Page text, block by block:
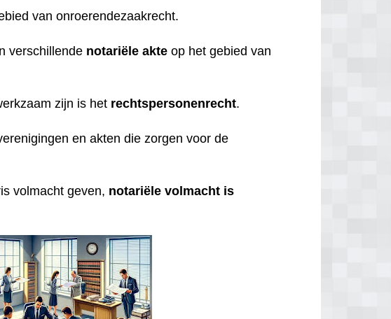
van onroerendezaakrecht.
verschillende notariële akte op het gebied van
zijn is het rechtspersonenrecht.
en akten die zorgen voor de
volmacht geven, notariële volmacht is